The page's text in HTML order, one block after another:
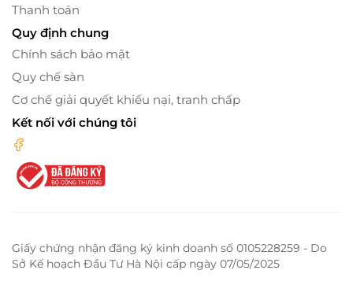
Thanh toán
Quy định chung
Chính sách bảo mật
Quy chế sàn
Cơ chế giải quyết khiếu nại, tranh chấp
Kết nối với chúng tôi
Giấy chứng nhận đăng ký kinh doanh số 0105228259 - Do
Sở Kế hoạch Đầu Tư Hà Nội cấp ngày 07/05/2025